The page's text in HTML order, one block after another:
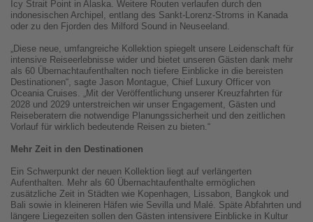
Icy Strait Point in Alaska. Weitere Routen verlaufen durch den
indonesischen Archipel, entlang des Sankt-Lorenz-Stroms in Kanada
oder zu den Fjorden des Milford Sound in Neuseeland.
„Diese neue, umfangreiche Kollektion spiegelt unsere Leidenschaft für
intensive Reiseerlebnisse wider und bietet unseren Gästen dank mehr
als 60 Übernachtaufenthalten noch tiefere Einblicke in die bereisten
Destinationen“, sagte Jason Montague, Chief Luxury Officer von
Oceania Cruises. „Mit der Veröffentlichung unserer Kreuzfahrten für
2028 und 2029 unterstreichen wir unser Engagement, Gästen und
Reiseberatern die notwendige Planungssicherheit und den zeitlichen
Vorlauf für wirklich bedeutende Reisen zu bieten.“
Mehr Zeit in den Destinationen
Ein Schwerpunkt der neuen Kollektion liegt auf verlängerten
Aufenthalten. Mehr als 60 Übernachtaufenthalte ermöglichen
zusätzliche Zeit in Städten wie Kopenhagen, Lissabon, Bangkok und
Bali sowie in kleineren Häfen wie Sevilla und Malé. Späte Abfahrten und
längere Liegezeiten sollen den Gästen intensivere Einblicke in Kultur